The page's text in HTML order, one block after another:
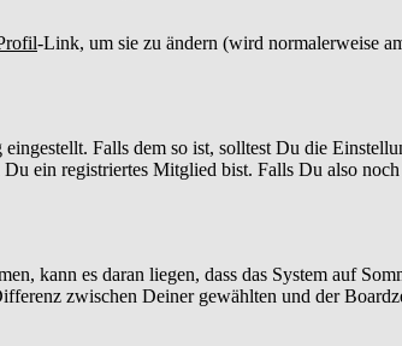
-Link, um sie zu ändern (wird normalerweise
Falls dem so ist, solltest Du die
ein registriertes Mitglied bist. Falls Du also
kann es daran liegen, dass das System auf
zwischen Deiner gewählten und der